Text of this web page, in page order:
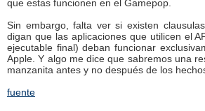
que estas funcionen en el Gamepop.
Sin embargo, falta ver si existen
digan que las aplicaciones que utilicen el
ejecutable final) deban funcionar
Apple. Y algo me dice que sabremos una
manzanita antes y no después de los
fuente